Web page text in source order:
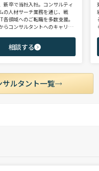
新卒で当社入社。コンサルティ
の人材サーチ業務を通じ、戦
各領域へのご転職を多数支援。
らコンサルタントへのキャリア
動向を踏まえ最適なキャリアを
いただきます。
相談する
サルタント一覧